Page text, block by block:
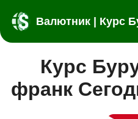
Валютник | Курс
Курс
франк